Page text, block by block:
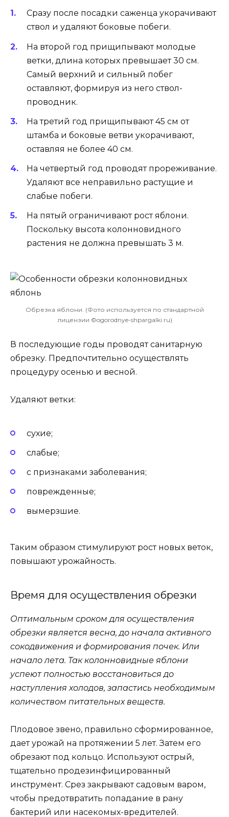
Сразу после посадки саженца укорачивают
ствол и удаляют боковые побеги.
На второй год прищипывают молодые
ветки, длина которых превышает 30 см.
Самый верхний и сильный побег
оставляют, формируя из него ствол-
проводник.
На третий год прищипывают 45 см от
штамба и боковые ветви укорачивают,
оставляя не более 40 см.
На четвертый год проводят прореживание.
Удаляют все неправильно растущие и
слабые побеги.
На пятый ограничивают рост яблони.
Поскольку высота колонновидного
растения не должна превышать 3 м.
Обрезка яблони. (Фото используется по стандартной
лицензии ©ogorodnye-shpargalki.ru)
В последующие годы проводят санитарную
обрезку. Предпочтительно осуществлять
процедуру осенью и весной.
Удаляют ветки:
сухие;
слабые;
с признаками заболевания;
поврежденные;
вымерзшие.
Таким образом стимулируют рост новых веток,
повышают урожайность.
Время для осуществления обрезки
Оптимальным сроком для осуществления
обрезки является весна, до начала активного
сокодвижения и формирования почек. Или
начало лета. Так колонновидные яблони
успеют полностью восстановиться до
наступления холодов, запастись необходимым
количеством питательных веществ.
Плодовое звено, правильно сформированное,
дает урожай на протяжении 5 лет. Затем его
обрезают под кольцо. Используют острый,
тщательно продезинфицированный
инструмент. Срез закрывают садовым варом,
чтобы предотвратить попадание в рану
бактерий или насекомых-вредителей.